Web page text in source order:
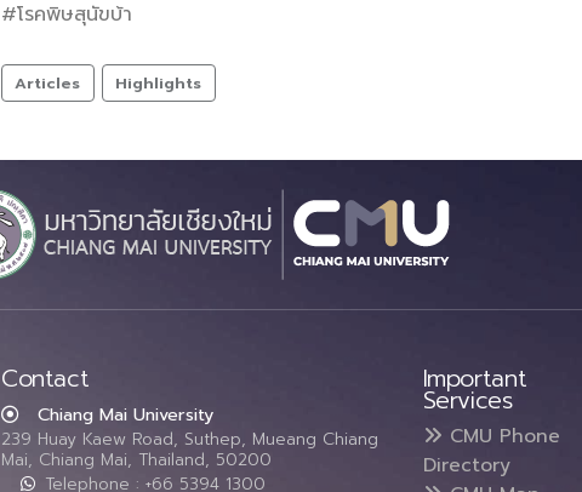
#โรคพิษสุนัขบ้า
Articles Highlights
Contact
Chiang Mai University
239 Huay Kaew Road, Suthep, Mueang Chiang
Mai, Chiang Mai, Thailand, 50200
Telephone : +66 5394 1300
Important
Services
CMU Phone
Directory